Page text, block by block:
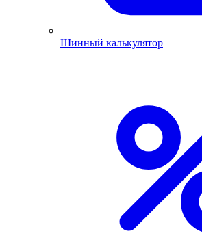
Шинный калькулятор